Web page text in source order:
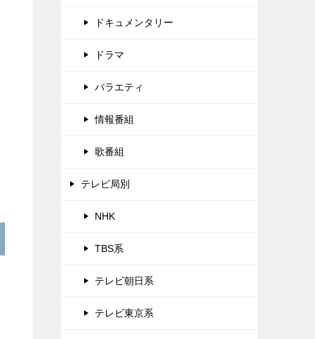
ドキュメンタリー
ドラマ
バラエティ
情報番組
歌番組
テレビ局別
NHK
TBS系
テレビ朝日系
テレビ東京系